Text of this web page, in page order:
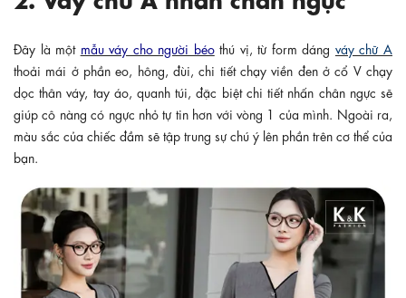
Đây là một mẫu váy cho người béothú vị, từ form dáng váy chữ A
thoải mái ở phần eo, hông, đùi, chi tiết chạy viền đen ở cổ V chạy
dọc thân váy, tay áo, quanh túi, đặc biệt chi tiết nhấn chân ngực sẽ
giúp cô nàng có ngực nhỏ tự tin hơn với vòng 1 của mình. Ngoài ra,
màu sắc của chiếc đầm sẽ tập trung sự chú ý lên phần trên cơ thể của
bạn.